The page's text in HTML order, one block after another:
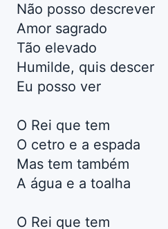
Não posso descrever
Amor sagrado
Tão elevado
Humilde, quis descer
Eu posso ver
O Rei que tem
O cetro e a espada
Mas tem também
A água e a toalha
O Rei que tem